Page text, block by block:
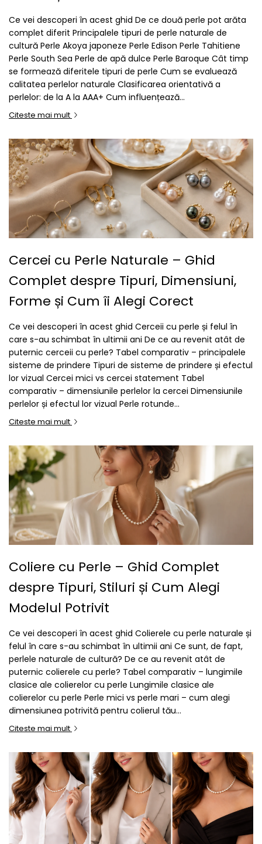
Brățări cu Perle
Pandantive cu Perle
Brose cu Perle
Ce vei descoperi în acest ghid De ce două perle pot arăta
complet diferit Principalele tipuri de perle naturale de
cultură Perle Akoya japoneze Perle Edison Perle Tahitiene
Perle South Sea Perle de apă dulce Perle Baroque Cât timp
se formează diferitele tipuri de perle Cum se evaluează
calitatea perlelor naturale Clasificarea orientativă a
perlelor: de la A la AAA+ Cum influențează...
Citeste mai mult
Cercei cu Perle Naturale – Ghid
Complet despre Tipuri, Dimensiuni,
Forme și Cum îi Alegi Corect
Ce vei descoperi în acest ghid Cerceii cu perle și felul în
care s-au schimbat în ultimii ani De ce au revenit atât de
puternic cerceii cu perle? Tabel comparativ – principalele
sisteme de prindere Tipuri de sisteme de prindere și efectul
lor vizual Cercei mici vs cercei statement Tabel
comparativ – dimensiunile perlelor la cercei Dimensiunile
perlelor și efectul lor vizual Perle rotunde...
Citeste mai mult
Coliere cu Perle – Ghid Complet
despre Tipuri, Stiluri și Cum Alegi
Modelul Potrivit
Ce vei descoperi în acest ghid Colierele cu perle naturale și
felul în care s-au schimbat în ultimii ani Ce sunt, de fapt,
perlele naturale de cultură? De ce au revenit atât de
puternic colierele cu perle? Tabel comparativ – lungimile
clasice ale colierelor cu perle Lungimile clasice ale
colierelor cu perle Perle mici vs perle mari – cum alegi
dimensiunea potrivită pentru colierul tău...
Citeste mai mult